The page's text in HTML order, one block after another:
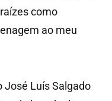
como
ao meu
José Luís Salgado